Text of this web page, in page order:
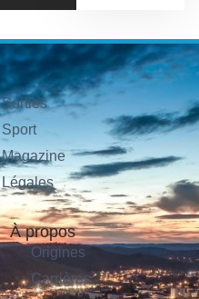
Sorties
Sport
Magazine
Légales
À propos
Origines
Carrières